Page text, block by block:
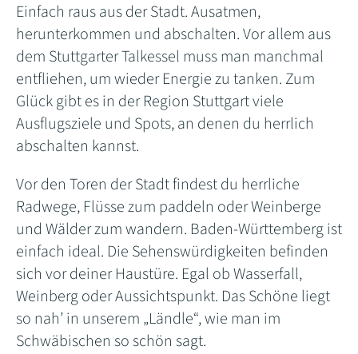
Einfach raus aus der Stadt. Ausatmen,
herunterkommen und abschalten. Vor allem aus
dem Stuttgarter Talkessel muss man manchmal
entfliehen, um wieder Energie zu tanken. Zum
Glück gibt es in der Region Stuttgart viele
Ausflugsziele und Spots, an denen du herrlich
abschalten kannst.
Vor den Toren der Stadt findest du herrliche
Radwege, Flüsse zum paddeln oder Weinberge
und Wälder zum wandern. Baden-Württemberg ist
einfach ideal. Die Sehenswürdigkeiten befinden
sich vor deiner Haustüre. Egal ob Wasserfall,
Weinberg oder Aussichtspunkt. Das Schöne liegt
so nah’ in unserem „Ländle“, wie man im
Schwäbischen so schön sagt.